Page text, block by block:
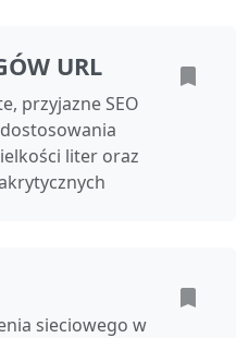
URL
przyjazne SEO
liter oraz
sieciowego w